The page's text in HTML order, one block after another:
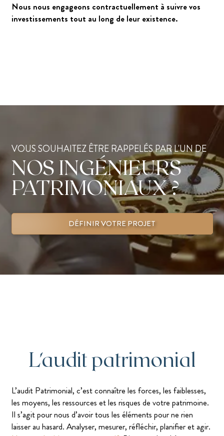
Nous nous engageons contractuellement à suivre vos
investissements tout au long de leur existence.
VOUS SOUHAITEZ ÊTRE RAPPELÉS PAR L'UN DE
NOS INGÉNIEURS
PATRIMONIAUX ?
DÉFINIR VOTRE PROJET
L'audit patrimonial
L’audit Patrimonial, c’est connaître les forces, les faiblesses,
les moyens, les ressources et les risques de votre patrimoine.
Il s’agit pour nous d’avoir tous les éléments pour ne rien
laisser au hasard. Analyser, mesurer, réfléchir, planifier et agir.